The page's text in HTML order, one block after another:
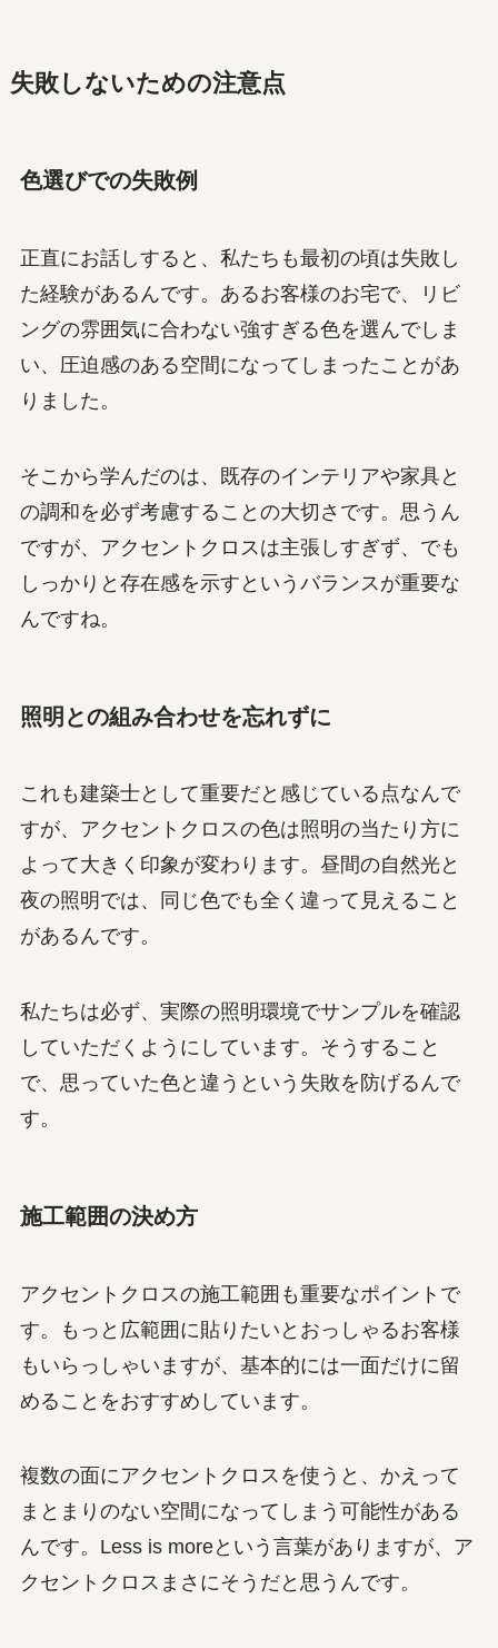
失敗しないための注意点
色選びでの失敗例
正直にお話しすると、私たちも最初の頃は失敗し
た経験があるんです。あるお客様のお宅で、リビ
ングの雰囲気に合わない強すぎる色を選んでしま
い、圧迫感のある空間になってしまったことがあ
りました。
そこから学んだのは、既存のインテリアや家具と
の調和を必ず考慮することの大切さです。思うん
ですが、アクセントクロスは主張しすぎず、でも
しっかりと存在感を示すというバランスが重要な
んですね。
照明との組み合わせを忘れずに
これも建築士として重要だと感じている点なんで
すが、アクセントクロスの色は照明の当たり方に
よって大きく印象が変わります。昼間の自然光と
夜の照明では、同じ色でも全く違って見えること
があるんです。
私たちは必ず、実際の照明環境でサンプルを確認
していただくようにしています。そうすること
で、思っていた色と違うという失敗を防げるんで
す。
施工範囲の決め方
アクセントクロスの施工範囲も重要なポイントで
す。もっと広範囲に貼りたいとおっしゃるお客様
もいらっしゃいますが、基本的には一面だけに留
めることをおすすめしています。
複数の面にアクセントクロスを使うと、かえって
まとまりのない空間になってしまう可能性がある
んです。Less is moreという言葉がありますが、ア
クセントクロスまさにそうだと思うんです。